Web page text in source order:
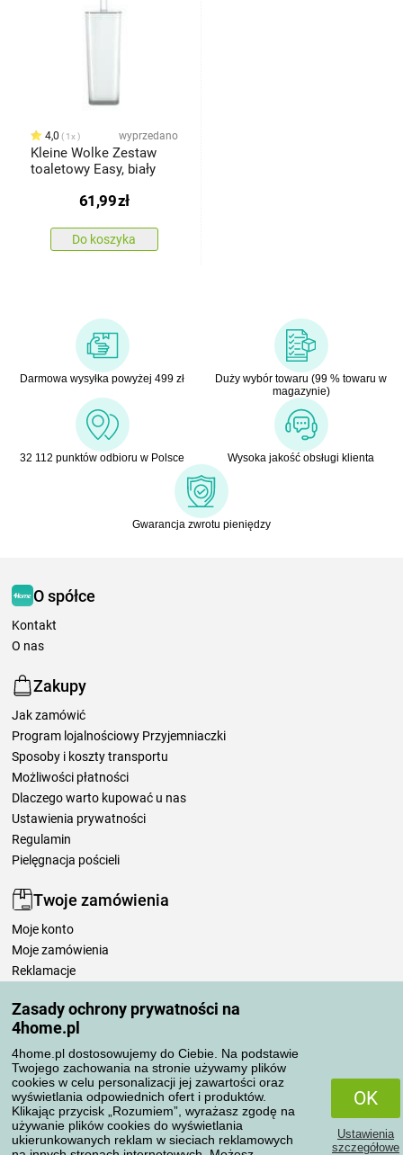
Zasady ochrony prywatności na
4home.pl
4home.pl dostosowujemy do Ciebie. Na podstawie
Twojego zachowania na stronie używamy plików
cookies w celu personalizacji jej zawartości oraz
wyświetlania odpowiednich ofert i produktów.
Klikając przycisk „Rozumiem”, wyrażasz zgodę na
używanie plików cookies do wyświetlania
ukierunkowanych reklam w sieciach reklamowych
OK
Ustawienia
szczegółowe
4,0 1x wyprzedano
Kleine Wolke Zestaw
toaletowy Easy, biały
61,99zł
Do koszyka
Darmowa wysyłka powyżej 499 zł
Duży wybór towaru (99 % towaru w
magazynie)
32 112 punktów odbioru w Polsce Wysoka jakość obsługi klienta
Gwarancja zwrotu pieniędzy
O spółce
Kontakt
O nas
Zakupy
Jak zamówić
Program lojalnościowy Przyjemniaczki
Sposoby i koszty transportu
Możliwości płatności
Dlaczego warto kupować u nas
Ustawienia prywatności
Regulamin
Pielęgnacja pościeli
Twoje zamówienia
Moje konto
Moje zamówienia
Reklamacje
Zasady przetwarzania recenzji
Sposoby transportu
Metody płatności